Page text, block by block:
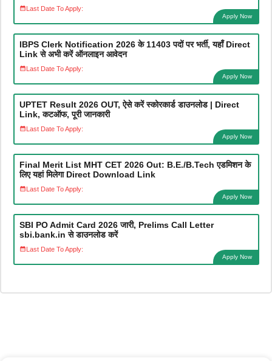
Last Date To Apply:
Apply Now
IBPS Clerk Notification 2026 के 11403 पदों पर भर्ती, यहाँ Direct
Link से अभी करें ऑनलाइन आवेदन
Last Date To Apply:
Apply Now
UPTET Result 2026 OUT, ऐसे करें स्कोरकार्ड डाउनलोड | Direct
Link, कटऑफ, पूरी जानकारी
Last Date To Apply:
Apply Now
Final Merit List MHT CET 2026 Out: B.E./B.Tech एडमिशन के
लिए यहां मिलेगा Direct Download Link
Last Date To Apply:
Apply Now
SBI PO Admit Card 2026 जारी, Prelims Call Letter
sbi.bank.in से डाउनलोड करें
Last Date To Apply:
Apply Now